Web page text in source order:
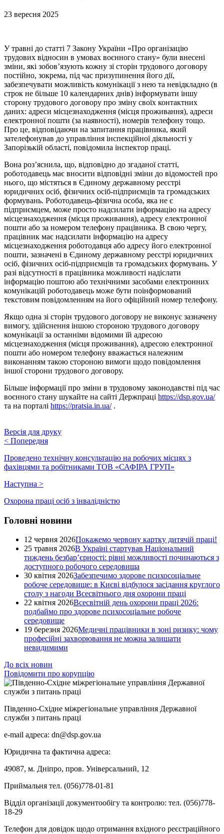
23 вересня 2025
У травні до статті 7 Закону України «Про організацію
трудових відносин в умовах воєнного стану» були внесені
зміни, які зобов’язують кожну зі сторін трудового договору
постійно, зокрема, під час призупинення його дії,
забезпечувати можливість комунікації з нею та невідкладно (в
строк не більше 10 календарних днів) інформувати іншу
сторону трудового договору про зміну своїх контактних
даних: адреси місцезнаходження (місця проживання), адреси
електронної пошти (за наявності), номерів телефону тощо.
Про це, відповідаючи на запитання працівника, який
зателефонував до управління інспекційної діяльності у
Запорізькій області, повідомила інспектор праці.
Вона роз’яснила, що, відповідно до згаданої статті,
роботодавець має вносити відповідні зміни до відомостей про
нього, що містяться в Єдиному державному реєстрі
юридичних осіб, фізичних осіб-підприємців та громадських
формувань. Роботодавець-фізична особа, яка не є
підприємцем, може просто надсилати інформацію на адресу
місцезнаходження (місця проживання), адресу електронної
пошти або за номером телефону працівника. В свою чергу,
працівник має надсилати інформацію на адресу
місцезнаходження роботодавця або адресу його електронної
пошти, зазначені в Єдиному державному реєстрі юридичних
осіб, фізичних осіб-підприємців та громадських формувань. У
разі відсутності в працівника можливості надіслати
інформацію поштою або технічними засобами електронних
комунікацій роботодавець може бути поінформований
текстовим повідомленням на його офіційний номер телефону.
Якщо одна зі сторін трудового договору не виконує зазначену
вимогу, здійснення іншою стороною трудового договору
комунікації за останніми відомими їй адресою
місцезнаходження (місця проживання), адресою електронної
пошти або номером телефону вважається належним
виконанням такою стороною вимоги щодо повідомлення
іншої сторони трудового договору.
Більше інформації про зміни в трудовому законодавстві під час
воєнного стану шукайте на сайті Держпраці https://dsp.gov.ua/
та на порталі https://pratsia.in.ua/.
Версія для друку
< Попередня
Проведено технічну консультацію на робочих місцях з
фахівцями та робітниками ТОВ «САФІРА ГРУП»
Наступна >
Охорона праці осіб з інвалідністю
Головні новини
12 червня 2026Покажемо червону картку дитячій праці!
25 травня 2026В Україні стартував Національний
тиждень безбар’єрності: рівні можливості починаються з
доступного робочого середовища
30 квітня 2026Забезпечимо здорове психосоціальне
робоче середовище: в Києві відбулося засідання круглого
столу з нагоди Всесвітнього дня охорони праці
22 квітня 2026Всесвітній день охорони праці 2026:
подбаймо про здорове психосоціальне робоче
середовище
19 березня 2026Медичні працівники в зоні ризику: чому
професійні захворювання не можна залишати
невидимими
До всіх новин
Повідомити про корупцію
Південно-Східне міжрегіональне управління Державної
служби з питань праці
e-mail адреса: dn@dsp.gov.ua
Юридична та фактична адреса:
49087, м. Дніпро, пров. Універсальний, 12
Приймальня тел. (056)778-01-81
Відділ організації документообігу та контролю: тел. (056)778-
18-29
Телефон для довідок щодо отримання вхідного реєстраційного